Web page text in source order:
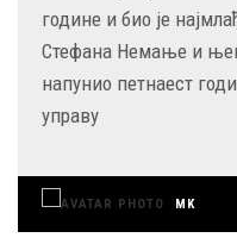
године и био је
Стефана Немање и
напунио петнаест
управу
MK